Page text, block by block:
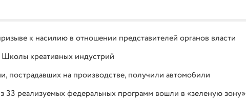
к насилию в отношении представителей органов власти
креативных индустрий
пострадавших на производстве, получили автомобили
33 реализуемых федеральных программ вошли в «зеленую зону»